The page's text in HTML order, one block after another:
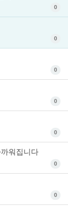
0
0
0
0
0
워집니다
0
0